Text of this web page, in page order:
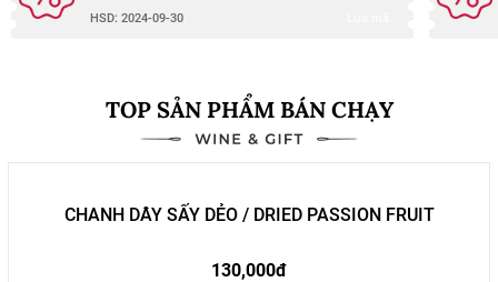
HSD: 2024-09-30
TOP SẢN PHẨM BÁN CHẠY
CHANH DÂY SẤY DẺO / DRIED PASSION FRUIT
130,000đ